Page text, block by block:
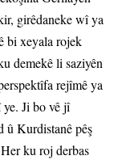
girêdaneke wî ya
bi xeyala rojek
demekê li saziyên
rejîmê ya
Ji bo vê jî
û Kurdistanê pêş
ku roj derbas